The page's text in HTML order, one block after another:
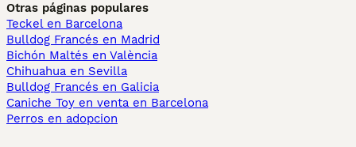
Otras páginas populares
Teckel en Barcelona
Bulldog Francés en Madrid
Bichón Maltés en València
Chihuahua en Sevilla
Bulldog Francés en Galicia
Caniche Toy en venta en Barcelona
Perros en adopcion